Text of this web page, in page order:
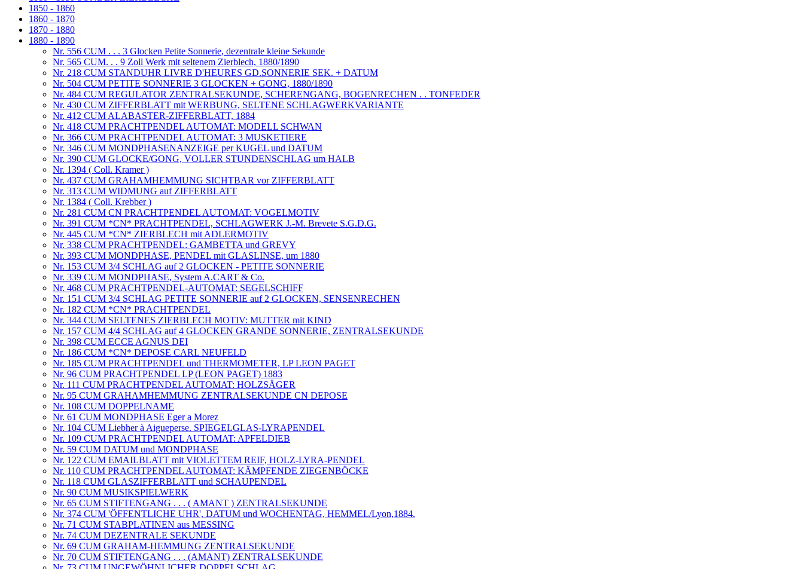
1850 - 1860
1860 - 1870
1870 - 1880
1880 - 1890
Nr. 556 CUM . . . 3 Glocken Petite Sonnerie, dezentrale kleine Sekunde
Nr. 565 CUM. . . 9 Zoll Werk mit seltenem Zierblech, 1880/1890
Nr. 218 CUM STANDUHR LIVRE D'HEURES GD.SONNERIE SEK. + DATUM
Nr. 504 CUM PETITE SONNERIE 3 GLOCKEN + GONG, 1880/1890
Nr. 484 CUM REGULATOR ZENTRALSEKUNDE, SCHERENGANG, BOGENRECHEN . . TONFEDER
Nr. 430 CUM ZIFFERBLATT mit WERBUNG, SELTENE SCHLAGWERKVARIANTE
Nr. 412 CUM ALABASTER-ZIFFERBLATT, 1884
Nr. 418 CUM PRACHTPENDEL AUTOMAT: MODELL SCHWAN
Nr. 366 CUM PRACHTPENDEL AUTOMAT: 3 MUSKETIERE
Nr. 346 CUM MONDPHASENANZEIGE per KUGEL und DATUM
Nr. 390 CUM GLOCKE/GONG, VOLLER STUNDENSCHLAG um HALB
Nr. 1394 ( Coll. Kramer )
Nr. 437 CUM GRAHAMHEMMUNG SICHTBAR vor ZIFFERBLATT
Nr. 313 CUM WIDMUNG auf ZIFFERBLATT
Nr. 1384 ( Coll. Krebber )
Nr. 281 CUM CN PRACHTPENDEL AUTOMAT: VOGELMOTIV
Nr. 391 CUM *CN* PRACHTPENDEL, SCHLAGWERK J.-M. Brevete S.G.D.G.
Nr. 445 CUM *CN* ZIERBLECH mit ADLERMOTIV
Nr. 338 CUM PRACHTPENDEL: GAMBETTA und GREVY
Nr. 393 CUM MONDPHASE, PENDEL mit GLASLINSE, um 1880
Nr. 153 CUM 3/4 SCHLAG auf 2 GLOCKEN - PETITE SONNERIE
Nr. 339 CUM MONDPHASE, System A.CART & Co.
Nr. 468 CUM PRACHTPENDEL-AUTOMAT: SEGELSCHIFF
Nr. 151 CUM 3/4 SCHLAG PETITE SONNERIE auf 2 GLOCKEN, SENSENRECHEN
Nr. 182 CUM *CN* PRACHTPENDEL
Nr. 344 CUM SELTENES ZIERBLECH MOTIV: MUTTER mit KIND
Nr. 157 CUM 4/4 SCHLAG auf 4 GLOCKEN GRANDE SONNERIE, ZENTRALSEKUNDE
Nr. 398 CUM ECCE AGNUS DEI
Nr. 186 CUM *CN* DEPOSE CARL NEUFELD
Nr. 185 CUM PRACHTPENDEL und THERMOMETER, LP LEON PAGET
Nr. 96 CUM PRACHTPENDEL LP (LEON PAGET) 1883
Nr. 111 CUM PRACHTPENDEL AUTOMAT: HOLZSÄGER
Nr. 95 CUM GRAHAMHEMMUNG ZENTRALSEKUNDE CN DEPOSE
Nr. 108 CUM DOPPELNAME
Nr. 61 CUM MONDPHASE Eger a Morez
Nr. 104 CUM Liebher à Aigueperse. SPIEGELGLAS-LYRAPENDEL
Nr. 109 CUM PRACHTPENDEL AUTOMAT: APFELDIEB
Nr. 59 CUM DATUM und MONDPHASE
Nr. 122 CUM EMAILBLATT mit VIOLETTEM REIF, HOLZ-LYRA-PENDEL
Nr. 110 CUM PRACHTPENDEL AUTOMAT: KÄMPFENDE ZIEGENBÖCKE
Nr. 118 CUM GLASZIFFERBLATT und SCHAUPENDEL
Nr. 90 CUM MUSIKSPIELWERK
Nr. 65 CUM STIFTENGANG . . . ( AMANT ) ZENTRALSEKUNDE
Nr. 374 CUM 'ÖFFENTLICHE UHR', DATUM und WOCHENTAG, HEMMEL/Lyon,1884.
Nr. 71 CUM STABPLATINEN aus MESSING
Nr. 74 CUM DEZENTRALE SEKUNDE
Nr. 69 CUM GRAHAM-HEMMUNG ZENTRALSEKUNDE
Nr. 70 CUM STIFTENGANG . . . (AMANT) ZENTRALSEKUNDE